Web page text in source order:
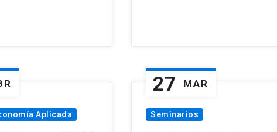
Aplicada
27 MAR
Seminarios